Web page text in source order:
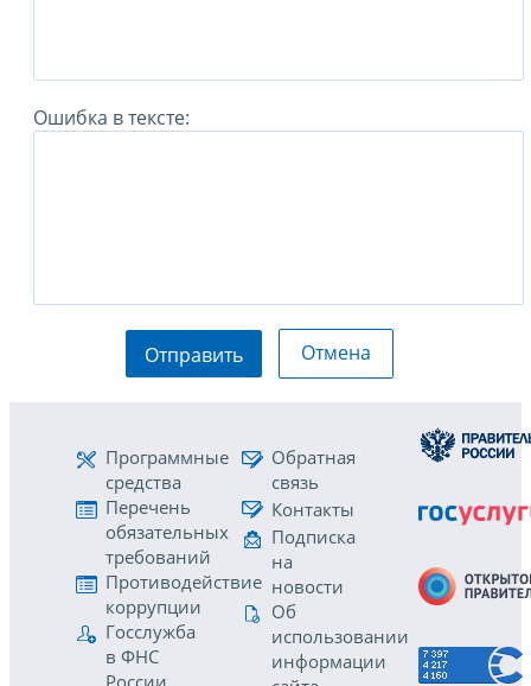
Ошибка в тексте:
Отправить Отмена
Программные
средства
Перечень
обязательных
требований
Противодействие
коррупции
Госслужба
в ФНС
России
Обратная
связь
Контакты
Подписка
на
новости
Об
использовании
информации